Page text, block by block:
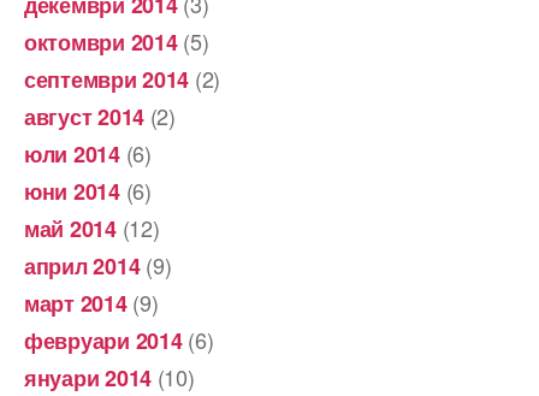
октомври 2014(5)
септември 2014 (2)
август 2014 (2)
юли 2014(6)
юни 2014(6)
май 2014(12)
април 2014(9)
март 2014(9)
февруари 2014(6)
януари 2014 (10)